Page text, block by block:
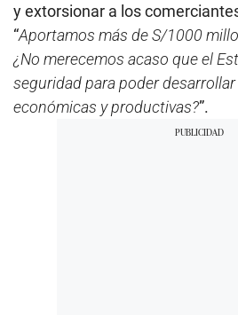
y extorsionar a los
“Aportamos más de S/1000
¿No merecemos acaso que el
seguridad para poder
económicas y productivas?”.